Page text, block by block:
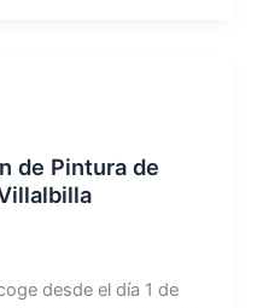
de Pintura de
desde el día 1 de